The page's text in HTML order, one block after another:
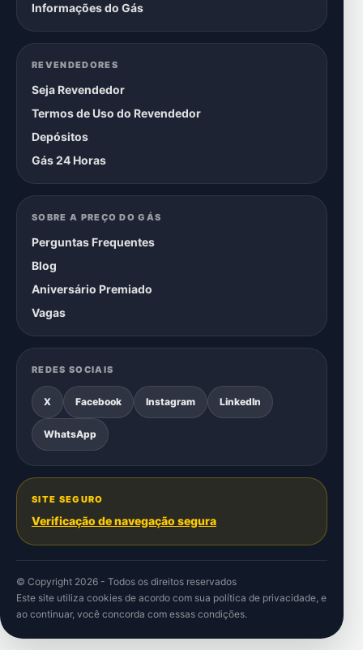
Informações do Gás
REVENDEDORES
Seja Revendedor
Termos de Uso do Revendedor
Depósitos
Gás 24 Horas
SOBRE A PREÇO DO GÁS
Perguntas Frequentes
Blog
Aniversário Premiado
Vagas
REDES SOCIAIS
X Facebook Instagram LinkedIn
WhatsApp
SITE SEGURO
Verificação de navegação segura
© Copyright 2026 - Todos os direitos reservados
Este site utiliza cookies de acordo com sua política de privacidade, e
ao continuar, você concorda com essas condições.